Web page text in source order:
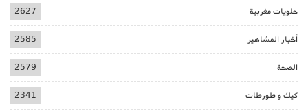
حلويات مغربية 2627
أخبار المشاهير 2585
الصحة 2579
كيك و طورطات 2341